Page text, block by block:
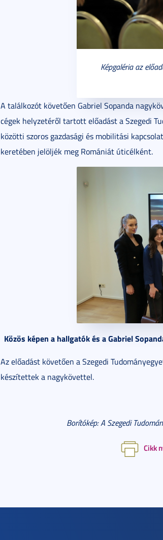
Képgaléria az
A találkozót követően Gabriel Sopanda
cégek helyzetéről tartott előadást a Szegedi
közötti szoros gazdasági és mobilitási
keretében jelöljék meg Romániát úticélként.
Közös képen a hallgatók és a Gabriel
Az előadást követően a Szegedi
készítettek a nagykövettel.
Borítókép: A Szegedi
Cikk